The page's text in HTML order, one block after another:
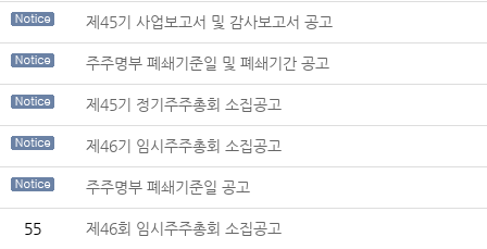
제45기 사업보고서 및 감사보고서 공고
주주명부 폐쇄기준일 및 폐쇄기간 공고
제45기 정기주주총회 소집공고
제46기 임시주주총회 소집공고
주주명부 폐쇄기준일 공고
55 제46회 임시주주총회 소집공고